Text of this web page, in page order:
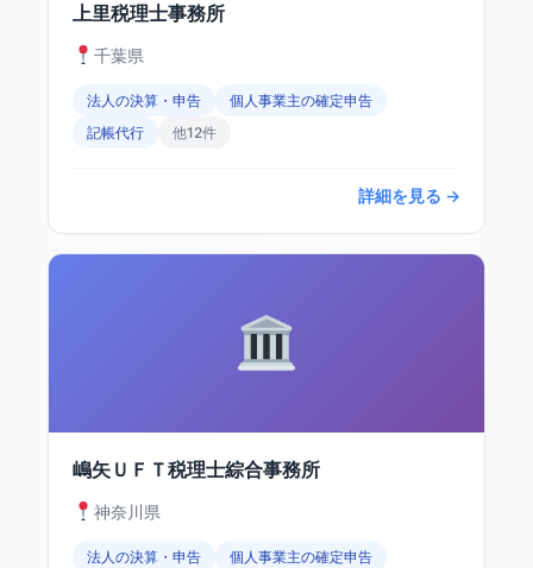
上里税理士事務所
千葉県
法人の決算・申告
個人事業主の確定申告
記帳代行
他12件
詳細を見る →
嶋矢ＵＦＴ税理士綜合事務所
神奈川県
法人の決算・申告
個人事業主の確定申告